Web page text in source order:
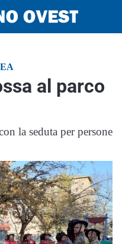
al parco
la seduta per persone